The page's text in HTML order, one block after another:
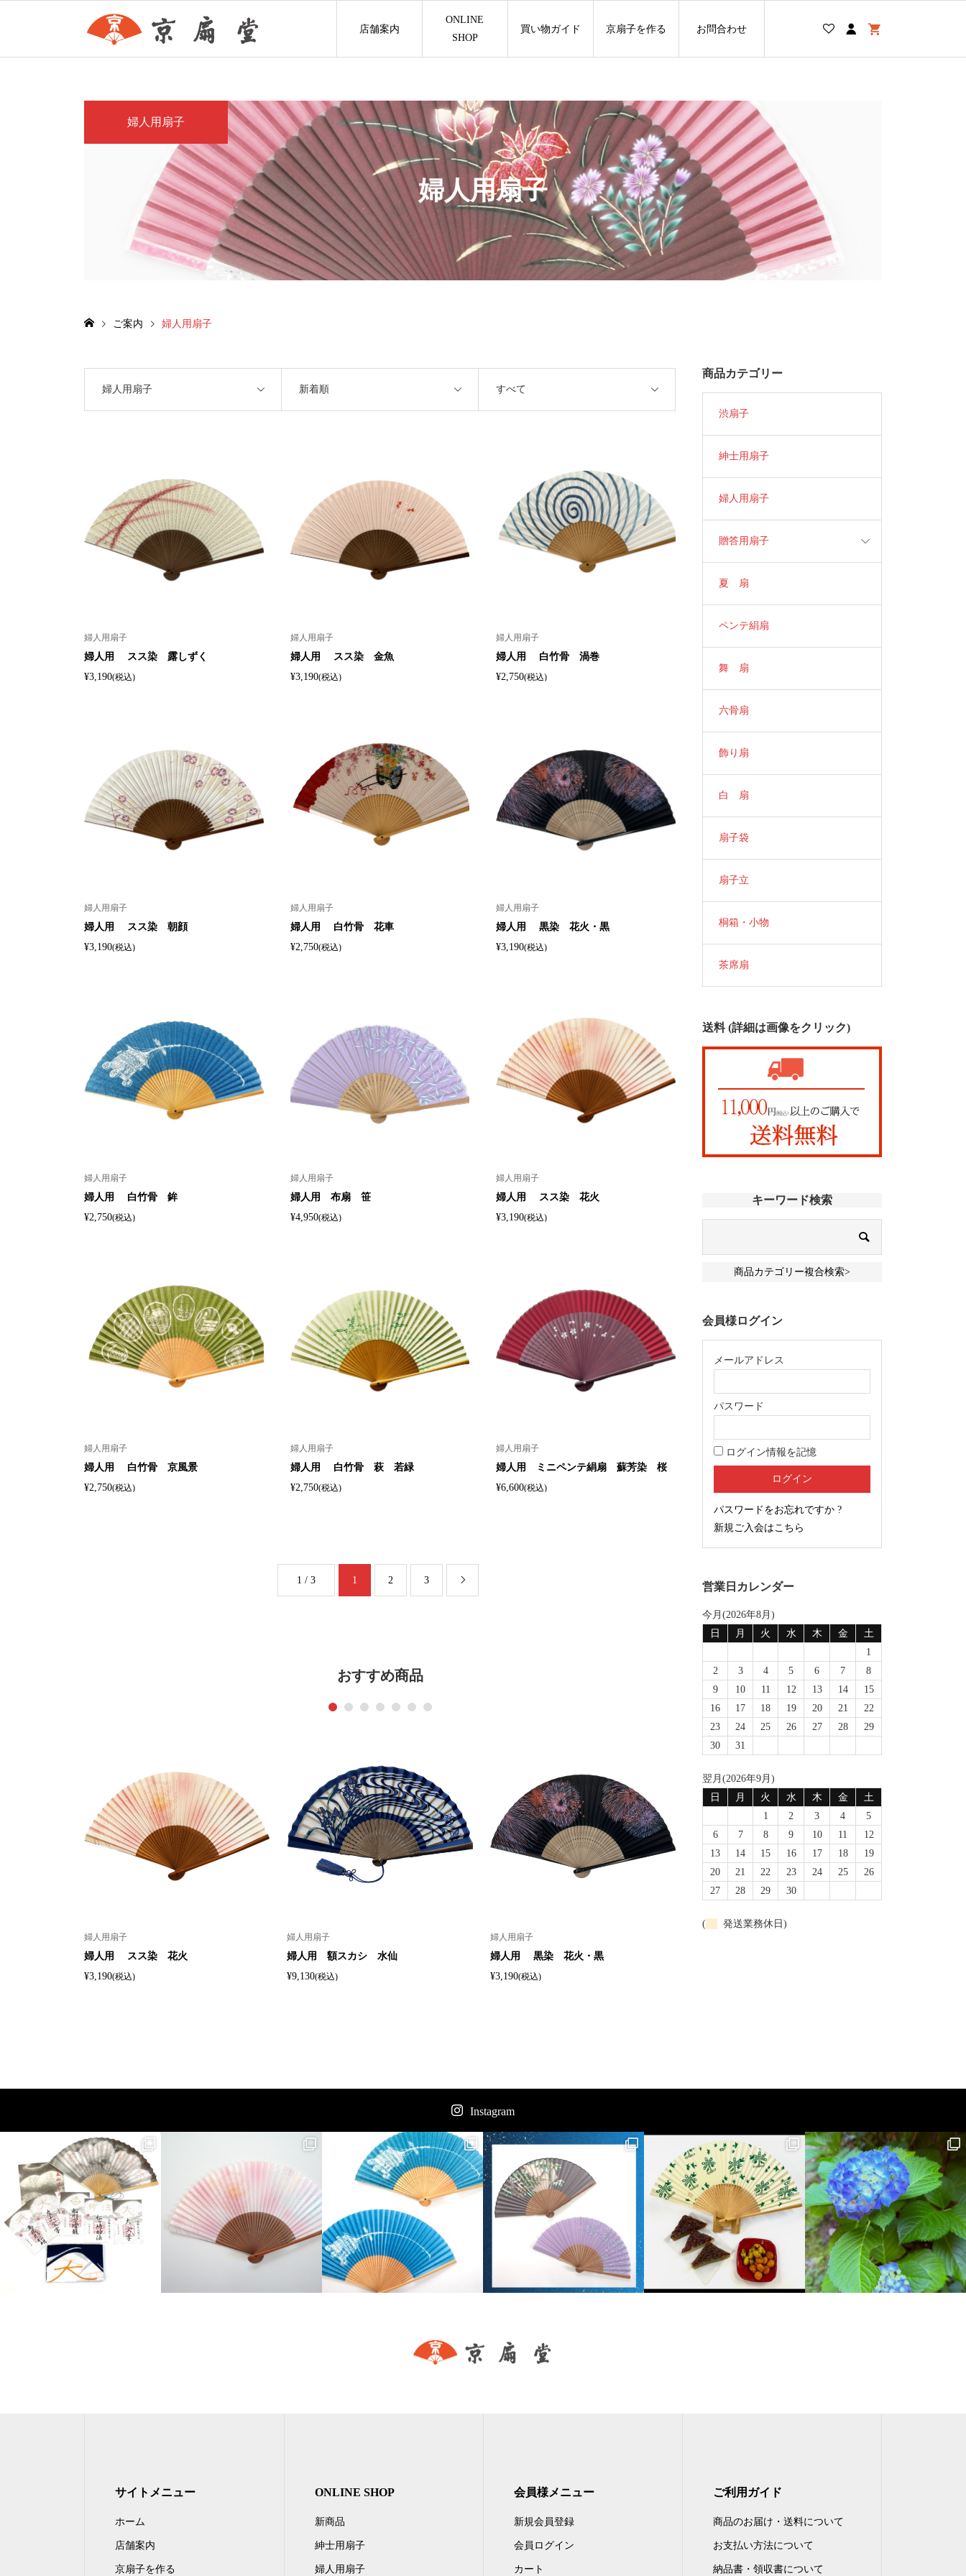
店舗案内
ONLINE
SHOP
買い物ガイド 京扇子を作る お問合わせ
婦人用扇子
婦人用扇子
ご案内 婦人用扇子
婦人用扇子 新着順 すべて
婦人用扇子
婦人用 スス染 露しずく
¥3,190(税込)
婦人用扇子
婦人用 スス染 金魚
¥3,190(税込)
婦人用扇子
婦人用 白竹骨 渦巻
¥2,750(税込)
婦人用扇子
婦人用 スス染 朝顔
¥3,190(税込)
婦人用扇子
婦人用 白竹骨 花車
¥2,750(税込)
婦人用扇子
婦人用 黒染 花火・黒
¥3,190(税込)
婦人用扇子
婦人用 白竹骨 鉾
¥2,750(税込)
婦人用扇子
婦人用 布扇 笹
¥4,950(税込)
婦人用扇子
婦人用 スス染 花火
¥3,190(税込)
婦人用扇子
婦人用 白竹骨 京風景
¥2,750(税込)
婦人用扇子
婦人用 白竹骨 萩 若緑
¥2,750(税込)
婦人用扇子
婦人用 ミニペンテ絹扇 蘇芳染 桜
¥6,600(税込)
1 / 3 1 2 3 
おすすめ商品
婦人用扇子
婦人用 スス染 花火
¥3,190(税込)
婦人用扇子
婦人用 額スカシ 水仙
¥9,130(税込)
婦人用扇子
婦人用 黒染 花火・黒
¥3,190(税込)
1 2 3 4 5 6 7
商品カテゴリー
渋扇子
紳士用扇子
婦人用扇子
贈答用扇子
夏 扇
ペンテ絹扇
舞 扇
六骨扇
飾り扇
白 扇
扇子袋
扇子立
桐箱・小物
茶席扇
送料 (詳細は画像をクリック)
キーワード検索
商品カテゴリー複合検索>
会員様ログイン
メールアドレス
パスワード
ログイン情報を記憶
パスワードをお忘れですか ?
新規ご入会はこちら
営業日カレンダー
今月(2026年8月)
日
月 火 水 木 金
土
1
2
3 4 5 6 7
8
9
10 11 12 13 14
15
16
17 18 19 20 21
22
23
24 25 26 27 28
29
30
31
翌月(2026年9月)
日
月 火 水 木 金
土
1
2 3 4
5
6
7 8 9 10 11
12
13
14 15 16 17 18
19
20
21 22 23 24 25
26
27
28 29 30
( 発送業務休日)
Instagram
サイトメニュー
ホーム
店舗案内
京扇子を作る
ONLINE SHOP
新商品
紳士用扇子
婦人用扇子
会員様メニュー
新規会員登録
会員ログイン
カート
ご利用ガイド
商品のお届け・送料について
お支払い方法について
納品書・領収書について